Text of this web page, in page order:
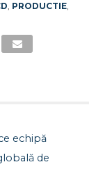
, PRODUCTIE,
echipă
de